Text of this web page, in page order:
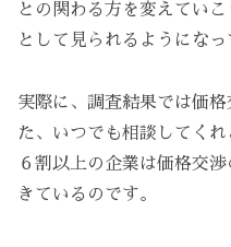
との関わる方を変えてい
として見られるようになっ
実際に、調査結果では価
た、いつでも相談してく
６割以上の企業は価格交
きているのです。